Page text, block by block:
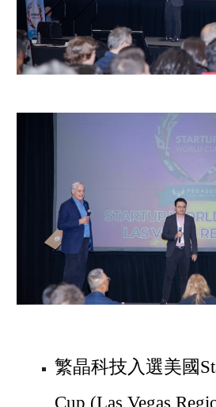
繁晶科技入選美國
Cup (Las Vegas